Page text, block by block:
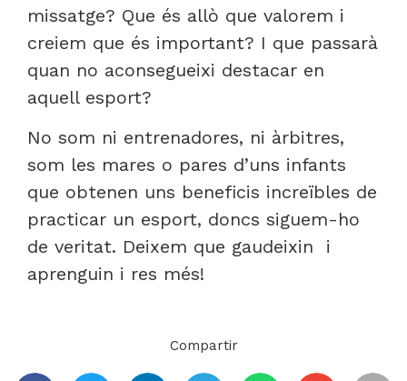
missatge? Que és allò que valorem i
creiem que és important? I que passarà
quan no aconsegueixi destacar en
aquell esport?
No som ni entrenadores, ni àrbitres,
som les mares o pares d’uns infants
que obtenen uns beneficis increïbles de
practicar un esport, doncs siguem-ho
de veritat. Deixem que gaudeixin i
aprenguin i res més!
Compartir